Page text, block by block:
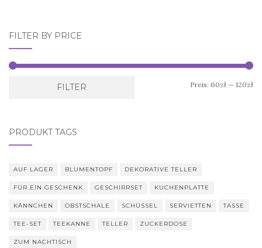
FILTER BY PRICE
FILTER Preis: 60zł — 120zł
PRODUKT TAGS
AUF LAGER BLUMENTOPF DEKORATIVE TELLER
FÜR EIN GESCHENK GESCHIRRSET KUCHENPLATTE
KÄNNCHEN OBSTSCHALE SCHÜSSEL SERVIETTEN TASSE
TEE-SET TEEKANNE TELLER ZUCKERDOSE
ZUM NACHTISCH